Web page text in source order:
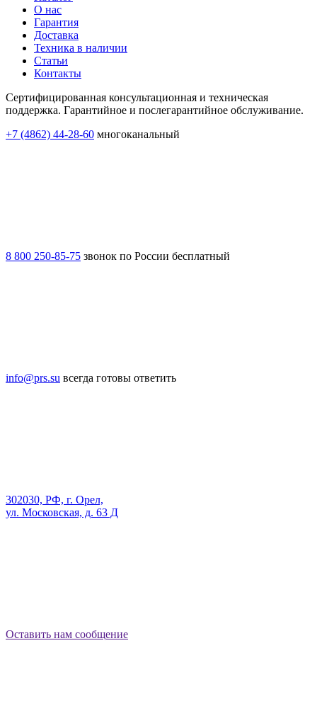
О нас
Гарантия
Доставка
Техника в наличии
Статьи
Контакты
Сертифицированная консультационная и техническая
поддержка. Гарантийное и послегарантийное обслуживание.
+7 (4862) 44-28-60 многоканальный
8 800 250-85-75 звонок по России бесплатный
info@prs.su всегда готовы ответить
302030, РФ, г. Орел,
ул. Московская, д. 63 Д
Оставить нам сообщение